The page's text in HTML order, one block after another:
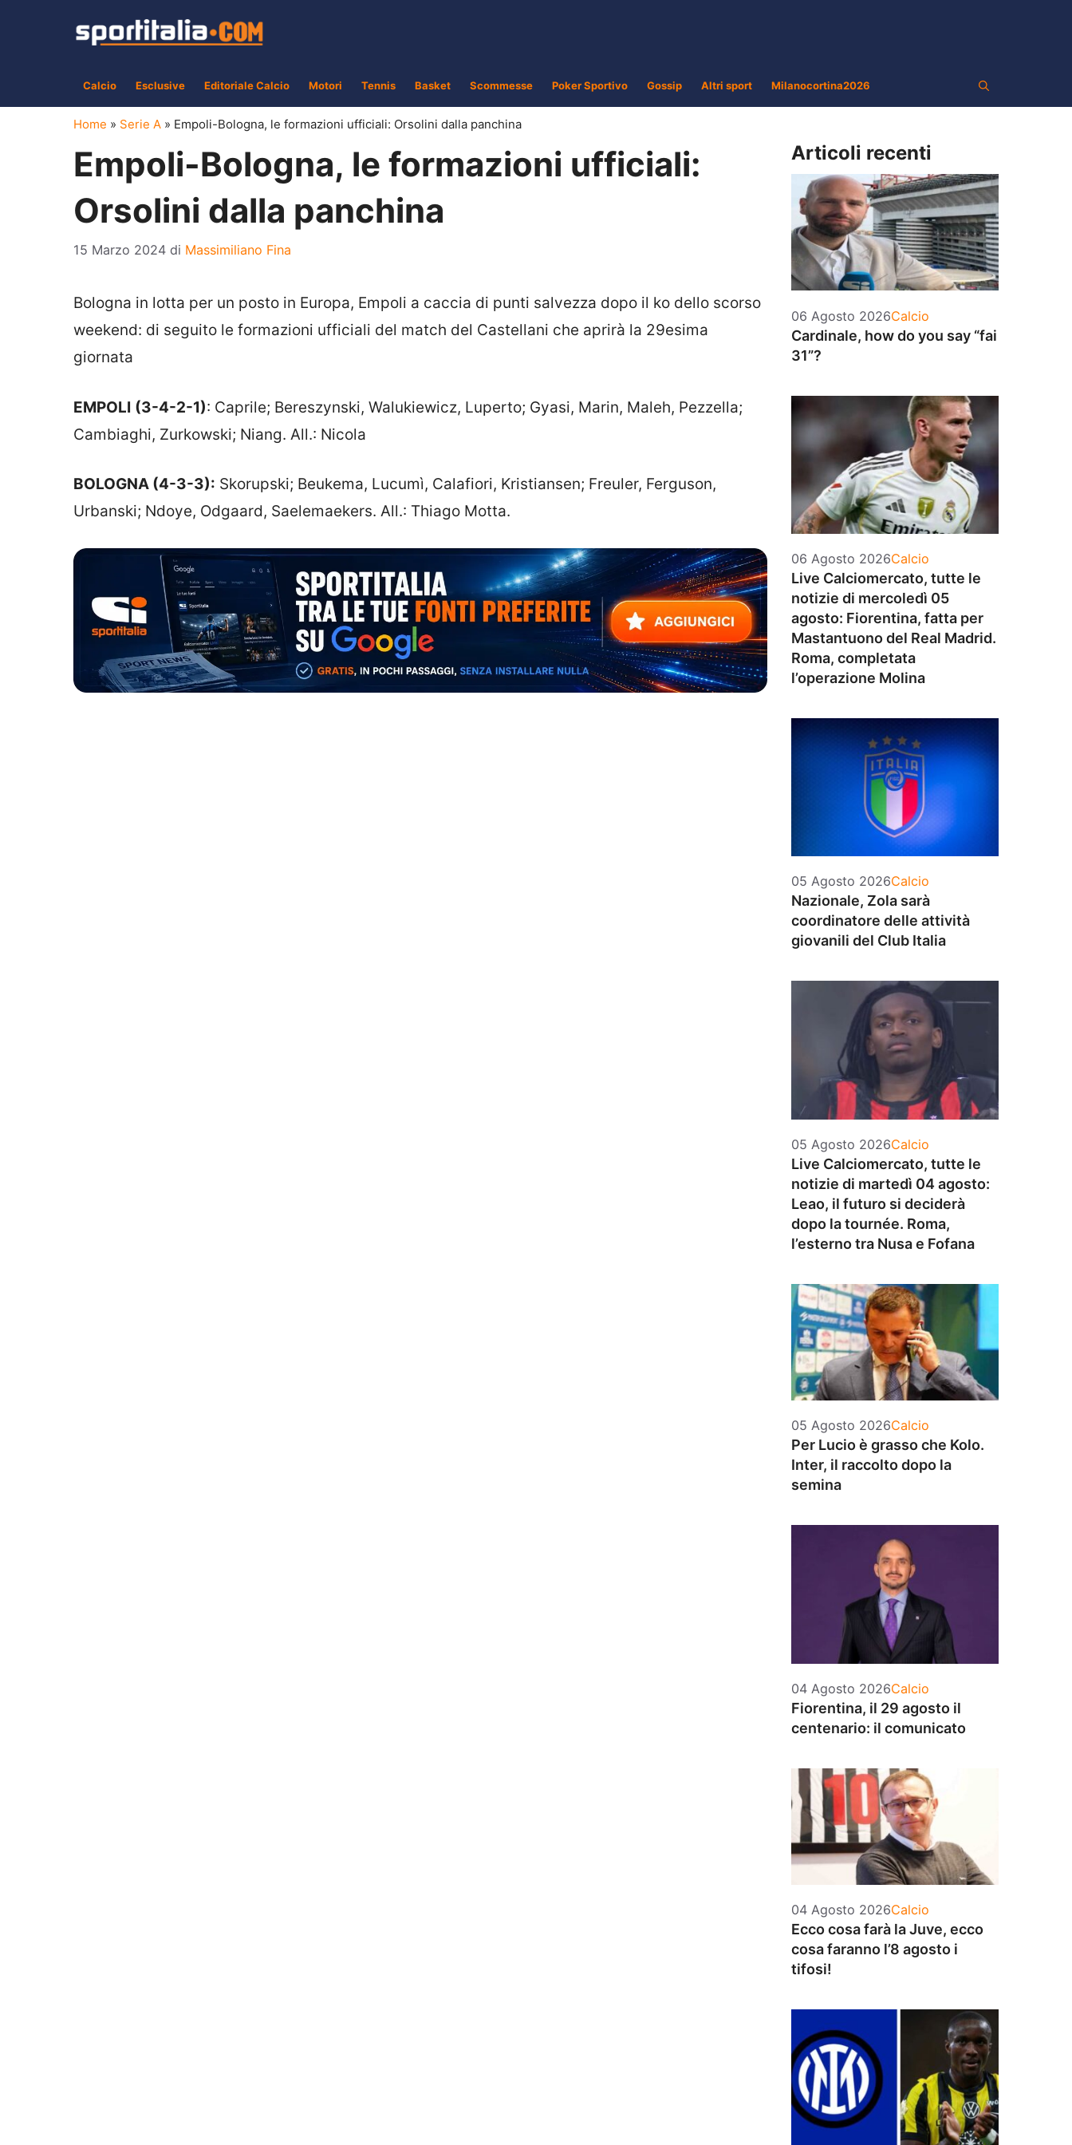
Calcio Esclusive Editoriale Calcio Motori Tennis Basket Scommesse Poker Sportivo Gossip Altri sport Milanocortina2026
Home » Serie A » Empoli-Bologna, le formazioni ufficiali: Orsolini dalla panchina
Empoli-Bologna, le formazioni ufficiali:
Orsolini dalla panchina
15 Marzo 2024 di Massimiliano Fina
Bologna in lotta per un posto in Europa, Empoli a caccia di punti salvezza dopo il ko dello scorso
weekend: di seguito le formazioni ufficiali del match del Castellani che aprirà la 29esima
giornata
EMPOLI (3-4-2-1): Caprile; Bereszynski, Walukiewicz, Luperto; Gyasi, Marin, Maleh, Pezzella;
Cambiaghi, Zurkowski; Niang. All.: Nicola
BOLOGNA (4-3-3): Skorupski; Beukema, Lucumì, Calafiori, Kristiansen; Freuler, Ferguson,
Urbanski; Ndoye, Odgaard, Saelemaekers. All.: Thiago Motta.
Articoli recenti
06 Agosto 2026Categorie
Calcio
Cardinale, how do you say “fai
31”?
06 Agosto 2026Categorie
Calcio
Live Calciomercato, tutte le
notizie di mercoledì 05
agosto: Fiorentina, fatta per
Mastantuono del Real Madrid.
Roma, completata
l’operazione Molina
05 Agosto 2026Categorie
Calcio
Nazionale, Zola sarà
coordinatore delle attività
giovanili del Club Italia
05 Agosto 2026Categorie
Calcio
Live Calciomercato, tutte le
notizie di martedì 04 agosto:
Leao, il futuro si deciderà
dopo la tournée. Roma,
l’esterno tra Nusa e Fofana
05 Agosto 2026Categorie
Calcio
Per Lucio è grasso che Kolo.
Inter, il raccolto dopo la
semina
04 Agosto 2026Categorie
Calcio
Fiorentina, il 29 agosto il
centenario: il comunicato
04 Agosto 2026Categorie
Calcio
Ecco cosa farà la Juve, ecco
cosa faranno l’8 agosto i
tifosi!